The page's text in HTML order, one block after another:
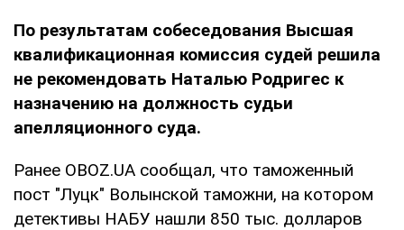
По результатам собеседования Высшая
квалификационная комиссия судей решила
не рекомендовать Наталью Родригес к
назначению на должность судьи
апелляционного суда.
Ранее OBOZ.UA сообщал, что таможенный
пост "Луцк" Волынской таможни, на котором
детективы НАБУ нашли 850 тыс. долларов